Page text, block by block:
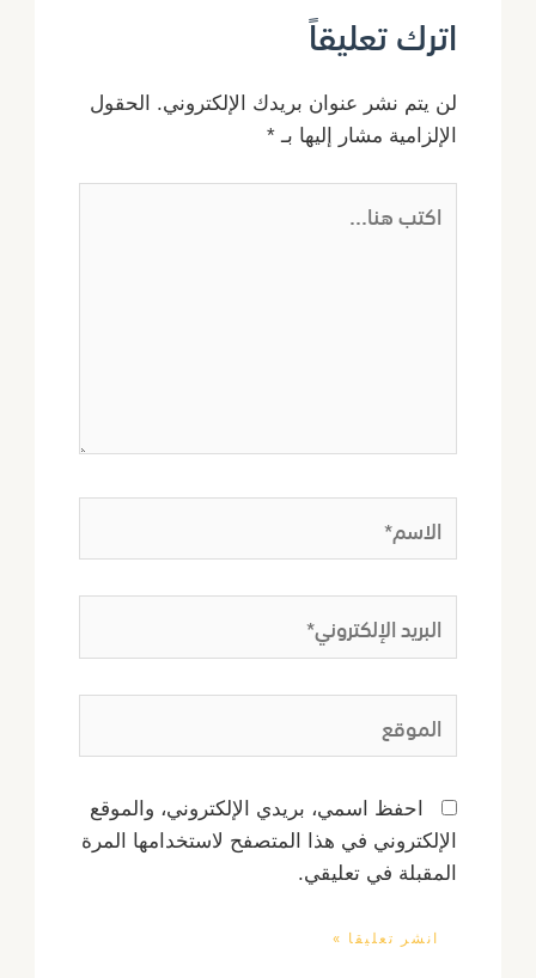
اترك تعليقاً
لن يتم نشر عنوان بريدك الإلكتروني.
الحقول
الإلزامية مشار إليها بـ *
هنا...
الإلكتروني*
احفظ اسمي، بريدي الإلكتروني، والموقع
الإلكتروني في هذا المتصفح لاستخدامها المرة
المقبلة في تعليقي.